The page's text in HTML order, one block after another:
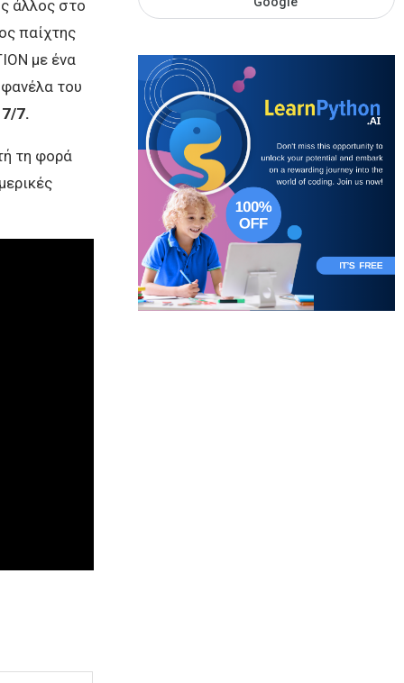
άλλος στο
παίχτης
με ένα
του
7/7.
τη φορά